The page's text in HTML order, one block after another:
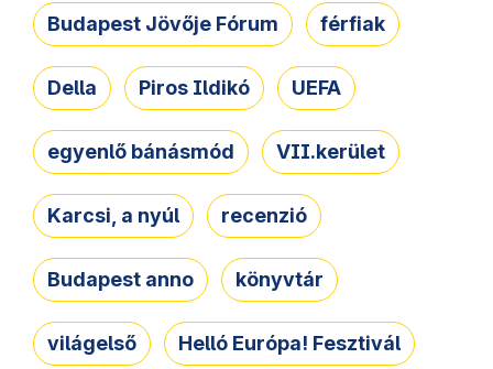
Budapest Jövője Fórum férfiak
Della Piros Ildikó UEFA
egyenlő bánásmód VII.kerület
Karcsi, a nyúl recenzió
Budapest anno könyvtár
világelső Helló Európa! Fesztivál